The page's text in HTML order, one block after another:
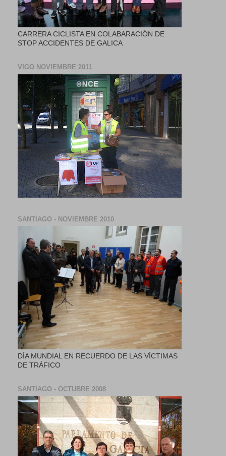
CARRERA CICLISTA EN COLABARACIÓN DE
STOP ACCIDENTES DE GALICA
VIGO NOVIEMBRE 2011
SANTIAGO - NOVIEMBRE 2010
DÍA MUNDIAL EN RECUERDO DE LAS VÍCTIMAS
DE TRÁFICO
SANTIAGO - OCTUBRE 2008